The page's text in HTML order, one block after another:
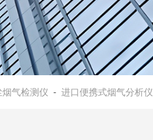
烟气检测仪 - 进口便携式烟气分析仪